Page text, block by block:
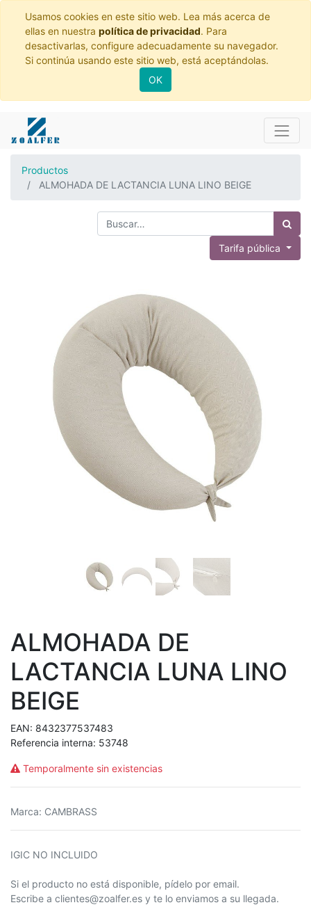
Usamos cookies en este sitio web. Lea más acerca de
ellas en nuestra política de privacidad. Para
desactivarlas, configure adecuadamente su navegador.
Si continúa usando este sitio web, está aceptándolas.
OK
Productos
ALMOHADA DE LACTANCIA LUNA LINO BEIGE
Tarifa pública
ALMOHADA DE
LACTANCIA LUNA LINO
BEIGE
EAN: 8432377537483
Referencia interna: 53748
Temporalmente sin existencias
Marca: CAMBRASS
IGIC NO INCLUIDO
Si el producto no está disponible, pídelo por email.
Escribe a clientes@zoalfer.es y te lo enviamos a su llegada.